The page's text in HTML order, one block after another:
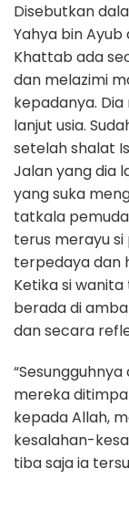
Disebutkan
Yahya bin
Khattab ada
dan melazimi
kepadanya.
lanjut usia.
setelah shalat
Jalan yang dia
yang suka
tatkala
terus merayu
terpedaya dan
Ketika si
berada di
dan secara
mereka
kepada Allah,
kesalahan-
tiba saja ia